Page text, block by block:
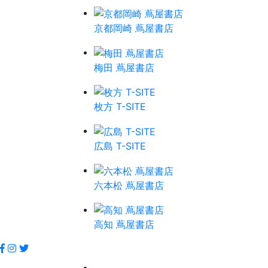
京都岡崎 蔦屋書店
梅田 蔦屋書店
枚方 T-SITE
広島 T-SITE
六本松 蔦屋書店
高知 蔦屋書店